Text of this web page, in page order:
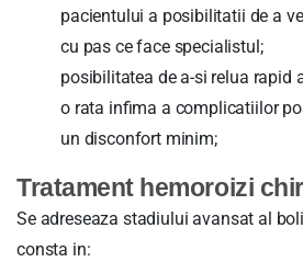
pacientului a posibilitatii de a
cu pas ce face specialistul;
posibilitatea de a-si relua rapid
o rata infima a complicatiilor
un disconfort minim;
Tratament hemoroizi
Se adreseaza stadiului avansat al
consta in: